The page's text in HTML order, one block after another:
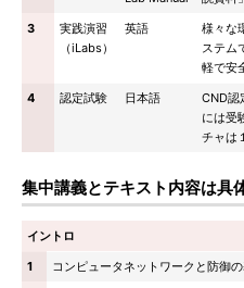
3
実践演習
（iLabs）
英語
様々な
ステム
軽で安
4
認定試験 日本語
CND認
には受
チャは
集中講義とテキスト内容は具
イントロ
1
コンピュータネットワークと防御